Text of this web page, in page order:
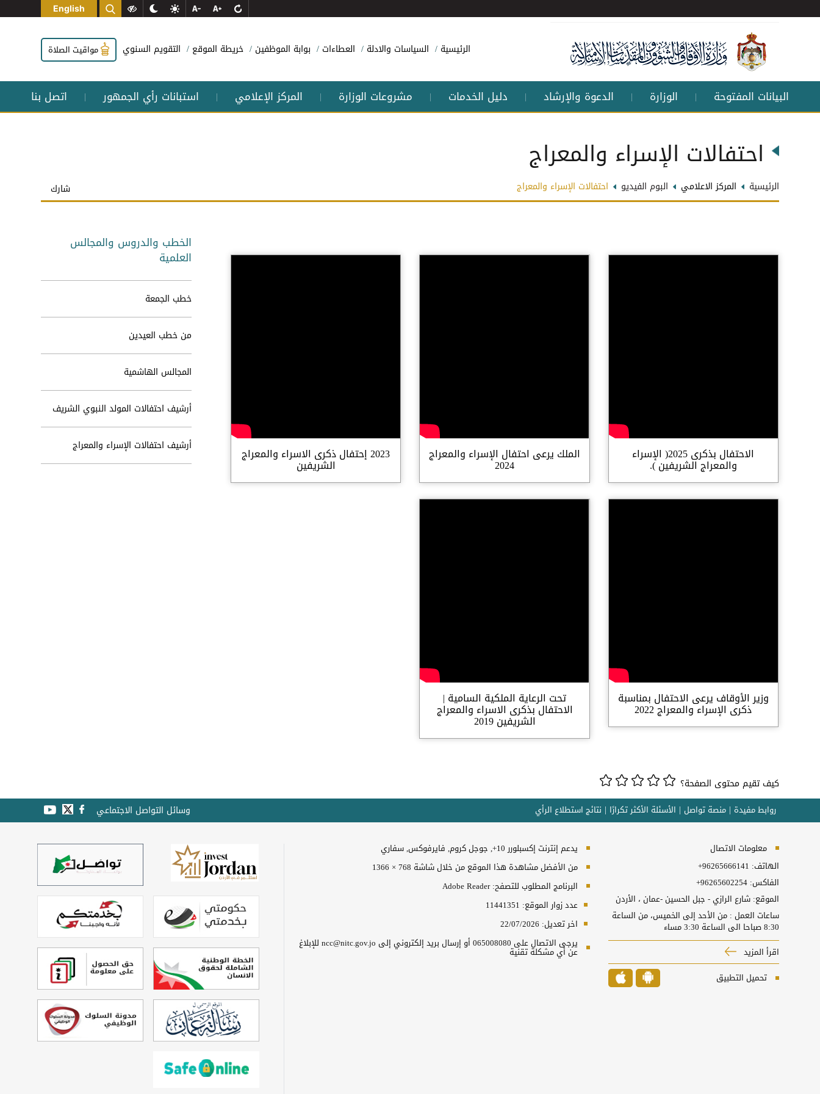
English
الرئيسية السياسات والادلة العطاءات بوابة الموظفين خريطة الموقع التقويم السنوي مواقيت الصلاة
البيانات المفتوحة | الوزارة | الدعوة والإرشاد | دليل الخدمات | مشروعات الوزارة | المركز الإعلامي | استبانات رأي الجمهور | اتصل بنا
احتفالات الإسراء والمعراج
الرئيسية المركز الاعلامي البوم الفيديو احتفالات الإسراء والمعراج شارك
الاحتفال بذكرى 2025( الإسراء
والمعراج الشريفين ).
الملك يرعى احتفال الإسراء والمعراج
2024
2023 إحتفال ذكرى الاسراء والمعراج
الشريفين
وزير الأوقاف يرعى الاحتفال بمناسبة
ذكرى الإسراء والمعراج 2022
تحت الرعاية الملكية السامية |
الاحتفال بذكرى الاسراء والمعراج
الشريفين 2019
الخطب والدروس والمجالس
العلمية
خطب الجمعة
من خطب العيدين
المجالس الهاشمية
أرشيف احتفالات المولد النبوي الشريف
أرشيف احتفالات الإسراء والمعراج
كيف تقيم محتوى الصفحة؟
روابط مفيدة منصة تواصل الأسئلة الأكثر تكرارًا نتائج استطلاع الرأي وسائل التواصل الاجتماعي
معلومات الاتصال
الهاتف: +96265666141
الفاكس: +96265602254
الموقع: شارع الرازي - جبل الحسين -عمان ، الأردن
ساعات العمل : من الأحد إلى الخميس، من الساعة
8:30 صباحا الى الساعة 3:30 مساء
اقرأ المزيد
تحميل التطبيق
يدعم إنترنت إكسبلورر 10+, جوجل كروم, فايرفوكس, سفاري
من الأفضل مشاهدة هذا الموقع من خلال شاشة 768 × 1366
البرنامج المطلوب للتصفح: Adobe Reader
عدد زوار الموقع: 11441351
اخر تعديل: 22/07/2026
يرجى الاتصال على 065008080 أو إرسال بريد إلكتروني إلى ncc@nitc.gov.jo للإبلاغ
عن أي مشكلة تقنية